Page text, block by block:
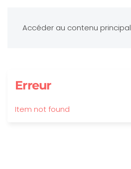
Accéder au contenu principal
Erreur
Item not found